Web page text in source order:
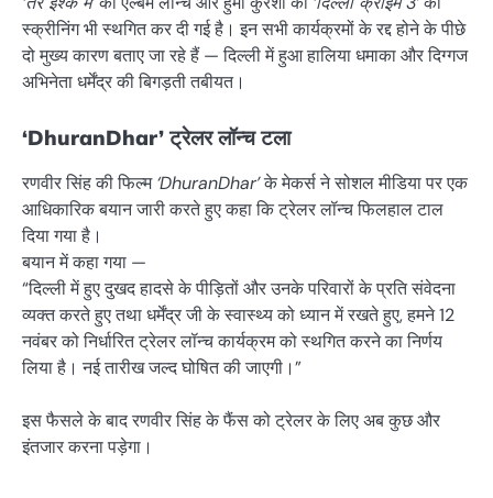
स्क्रीनिंग भी स्थगित कर दी गई है। इन सभी कार्यक्रमों के रद्द होने के पीछे
दो मुख्य कारण बताए जा रहे हैं — दिल्ली में हुआ हालिया धमाका और दिग्गज
अभिनेता धर्मेंद्र की बिगड़ती तबीयत।
‘DhuranDhar’ ट्रेलर लॉन्च टला
रणवीर सिंह की फिल्म‘DhuranDhar’के मेकर्स ने सोशल मीडिया पर एक
आधिकारिक बयान जारी करते हुए कहा कि ट्रेलर लॉन्च फिलहाल टाल
दिया गया है।
बयान में कहा गया —
“दिल्ली में हुए दुखद हादसे के पीड़ितों और उनके परिवारों के प्रति संवेदना
व्यक्त करते हुए तथा धर्मेंद्र जी के स्वास्थ्य को ध्यान में रखते हुए, हमने 12
नवंबर को निर्धारित ट्रेलर लॉन्च कार्यक्रम को स्थगित करने का निर्णय
लिया है। नई तारीख जल्द घोषित की जाएगी।”
इस फैसले के बाद रणवीर सिंह के फैंस को ट्रेलर के लिए अब कुछ और
इंतजार करना पड़ेगा।